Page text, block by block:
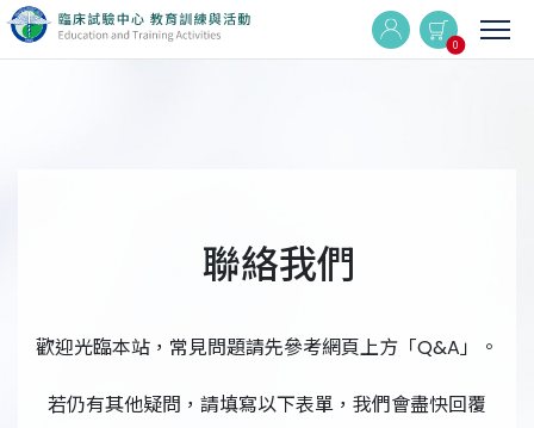
0
活動集錦
聯絡我們
歡迎光臨本站，常見問題請先參考網頁上方「Q&A」。
若仍有其他疑問，請填寫以下表單，我們會盡快回覆